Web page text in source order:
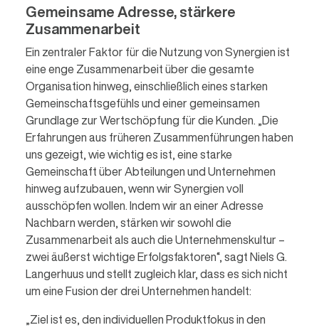
Gemeinsame Adresse, stärkere
Zusammenarbeit
Ein zentraler Faktor für die Nutzung von Synergien ist
eine enge Zusammenarbeit über die gesamte
Organisation hinweg, einschließlich eines starken
Gemeinschaftsgefühls und einer gemeinsamen
Grundlage zur Wertschöpfung für die Kunden. „Die
Erfahrungen aus früheren Zusammenführungen haben
uns gezeigt, wie wichtig es ist, eine starke
Gemeinschaft über Abteilungen und Unternehmen
hinweg aufzubauen, wenn wir Synergien voll
ausschöpfen wollen. Indem wir an einer Adresse
Nachbarn werden, stärken wir sowohl die
Zusammenarbeit als auch die Unternehmenskultur –
zwei äußerst wichtige Erfolgsfaktoren“, sagt Niels G.
Langerhuus und stellt zugleich klar, dass es sich nicht
um eine Fusion der drei Unternehmen handelt:
„Ziel ist es, den individuellen Produktfokus in den